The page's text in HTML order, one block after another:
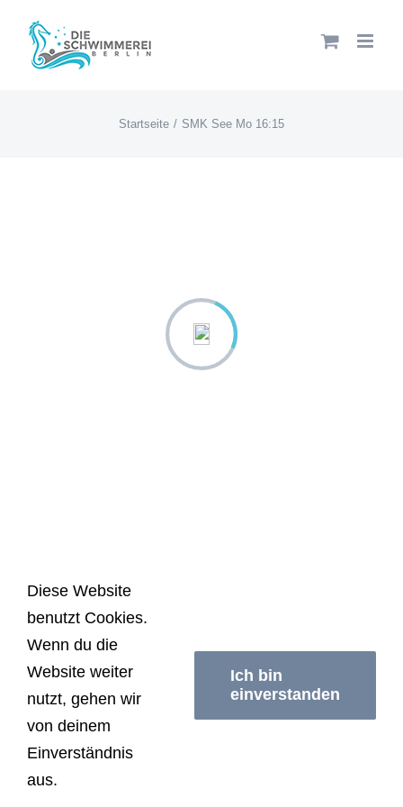
Zum
Inhalt
Startseite SMK See Mo 16:15
© Copyright2026 | Schwimmerei Berlin | All
Rights Reserved |
Diese Website
benutzt Cookies.
Wenn du die
Website weiter
nutzt, gehen wir
von deinem
Einverständnis
aus.
Ich bin
einverstanden